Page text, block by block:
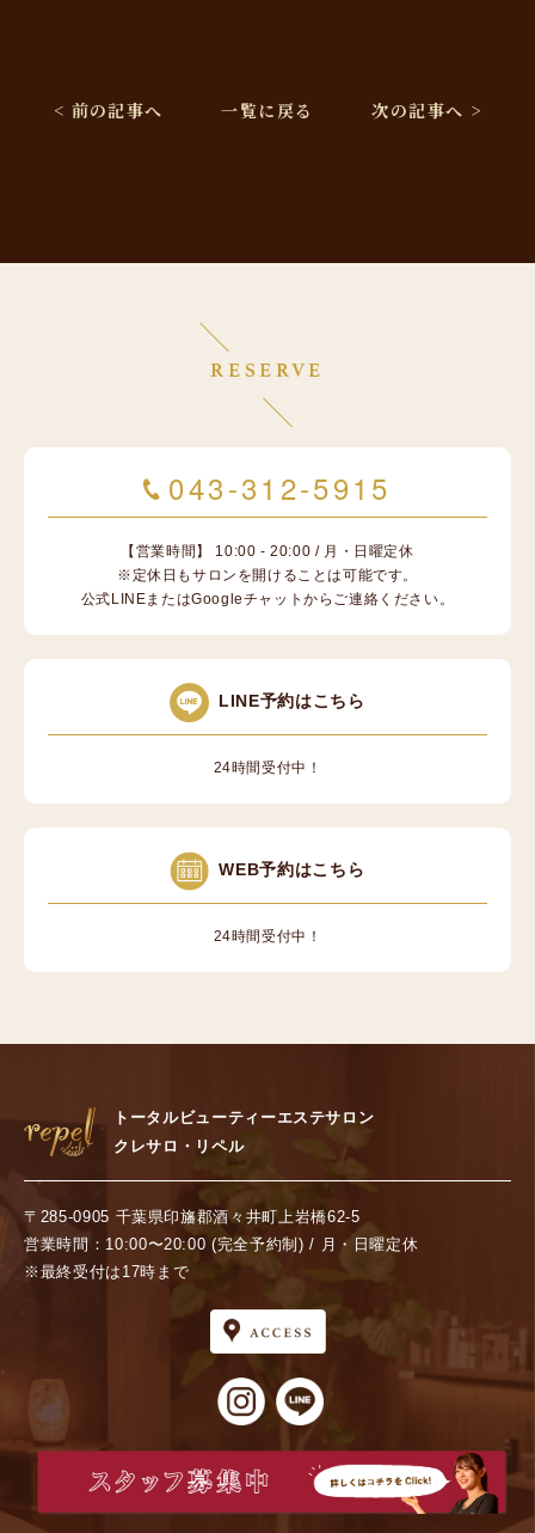
< 前の記事へ 一覧に戻る 次の記事へ >
RESERVE
043-312-5915
【営業時間】 10:00 - 20:00 / 月・日曜定休
※定休日もサロンを開けることは可能です。
公式LINEまたはGoogleチャットからご連絡ください。
LINE予約はこちら
24時間受付中！
WEB予約はこちら
24時間受付中！
トータルビューティーエステサロン
クレサロ・リペル
〒285-0905 千葉県印旛郡酒々井町上岩橋62-5
営業時間：10:00〜20:00 (完全予約制) / 月・日曜定休
※最終受付は17時まで